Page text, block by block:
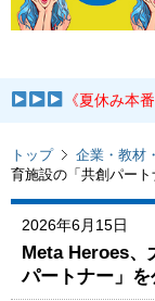
《夏休み本
トップ 企業・教材
育施設の「共創パー
2026年6月15日
Meta Heroes、
パートナー」を